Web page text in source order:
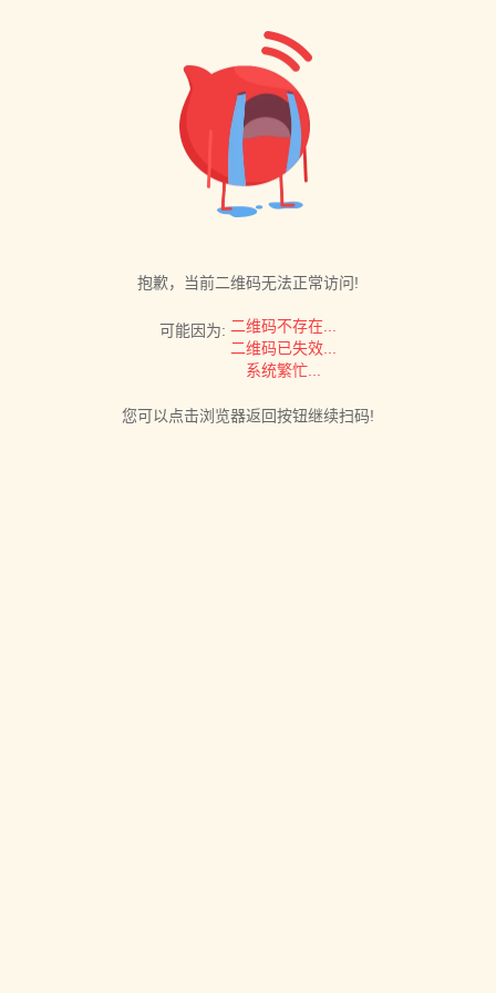
抱歉，当前二维码无法正常访问!
可能因为: 二维码不存在...
二维码已失效...
系统繁忙...
您可以点击浏览器返回按钮继续扫码!